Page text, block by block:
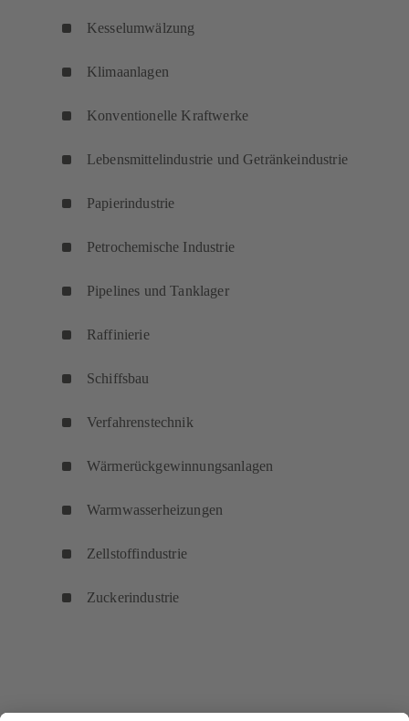
Kesselumwälzung
Klimaanlagen
Konventionelle Kraftwerke
Lebensmittelindustrie und Getränkeindustrie
Papierindustrie
Petrochemische Industrie
Pipelines und Tanklager
Raffinierie
Schiffsbau
Verfahrenstechnik
Wärmerückgewinnungsanlagen
Warmwasserheizungen
Zellstoffindustrie
Zuckerindustrie